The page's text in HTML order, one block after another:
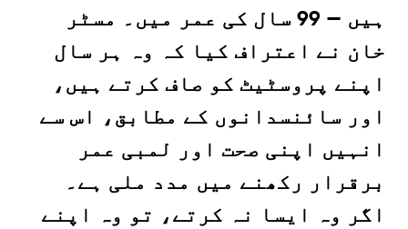
ہیں — 99 سال کی عمر میں۔ مسٹر
خان نے اعتراف کیا کہ وہ ہر سال
اپنے پروسٹیٹ کو صاف کرتے ہیں،
اور سائنسدانوں کے مطابق، اس سے
انہیں اپنی صحت اور لمبی عمر
برقرار رکھنے میں مدد ملی ہے۔
اگر وہ ایسا نہ کرتے، تو وہ اپنے